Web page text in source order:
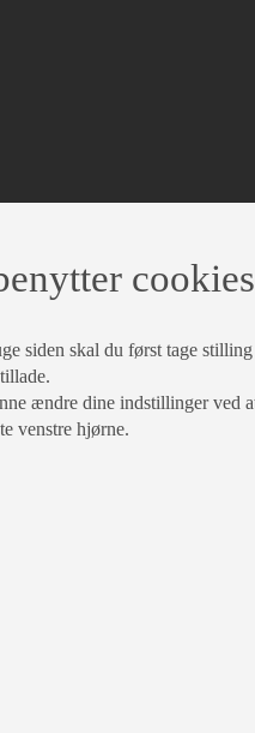
cookies
siden skal du først tage
ændre dine indstillinger ved
venstre hjørne.